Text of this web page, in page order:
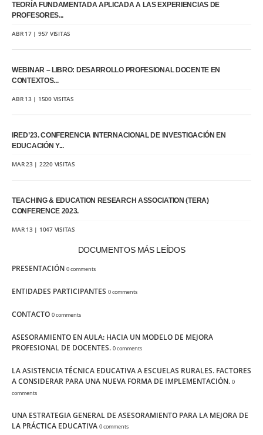
TEORÍA FUNDAMENTADA APLICADA A LAS EXPERIENCIAS DE
PROFESORES...
ABR 17 | 957 VISITAS
WEBINAR – LIBRO: DESARROLLO PROFESIONAL DOCENTE EN
CONTEXTOS...
ABR 13 | 1500 VISITAS
IRED’23. CONFERENCIA INTERNACIONAL DE INVESTIGACIÓN EN
EDUCACIÓN Y...
MAR 23 | 2220 VISITAS
TEACHING & EDUCATION RESEARCH ASSOCIATION (TERA)
CONFERENCE 2023.
MAR 13 | 1047 VISITAS
DOCUMENTOS MÁS LEÍDOS
PRESENTACIÓN 0 comments
ENTIDADES PARTICIPANTES 0 comments
CONTACTO 0 comments
ASESORAMIENTO EN AULA: HACIA UN MODELO DE MEJORA
PROFESIONAL DE DOCENTES. 0 comments
LA ASISTENCIA TÉCNICA EDUCATIVA A ESCUELAS RURALES. FACTORES
A CONSIDERAR PARA UNA NUEVA FORMA DE IMPLEMENTACIÓN. 0
comments
UNA ESTRATEGIA GENERAL DE ASESORAMIENTO PARA LA MEJORA DE
LA PRÁCTICA EDUCATIVA 0 comments